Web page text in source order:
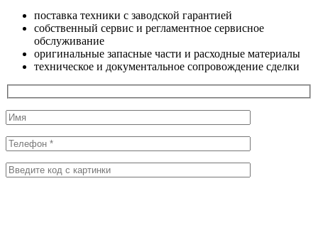
поставка техники с заводской гарантией
собственный сервис и регламентное сервисное
обслуживание
оригинальные запасные части и расходные материалы
техническое и документальное сопровождение сделки